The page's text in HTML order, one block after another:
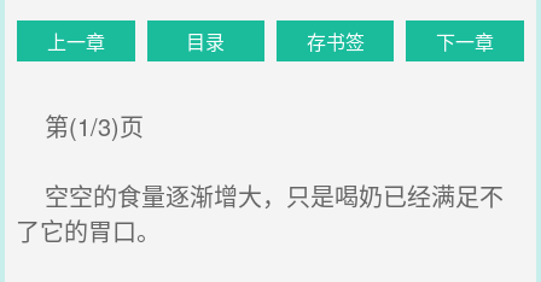
上一章 目录 存书签 下一章
第(1/3)页
空空的食量逐渐增大，只是喝奶已经满足不
了它的胃口。